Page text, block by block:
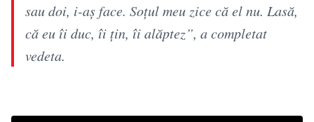
sau doi, i-aș face. Soțul meu zice că el nu. Lasă,
că eu îi duc, îi țin, îi alăptez”, a completat
vedeta.